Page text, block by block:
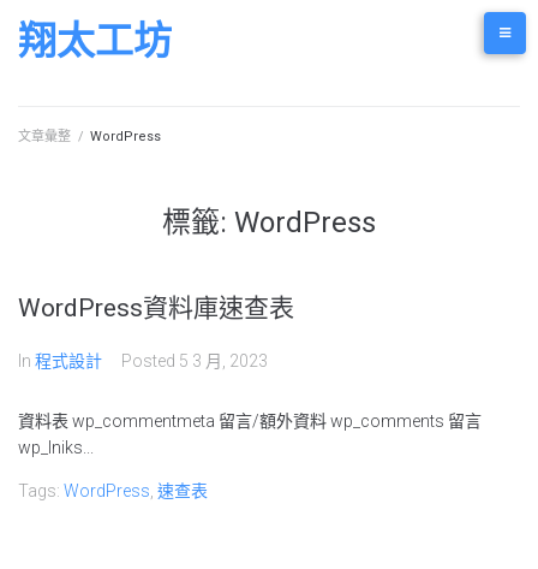
content
翔太工坊
文章彙整 / WordPress
標籤: WordPress
WordPress資料庫速查表
In 程式設計 Posted 5 3 月, 2023
資料表 wp_commentmeta 留言/額外資料 wp_comments 留言
wp_lniks...
Tags: WordPress 速查表